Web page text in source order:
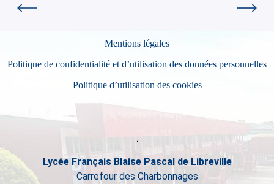
Mentions légales
Politique de confidentialité et d’utilisation des données personnelles
Politique d’utilisation des cookies
Lycée Français Blaise Pascal de Libreville
Carrefour des Charbonnages